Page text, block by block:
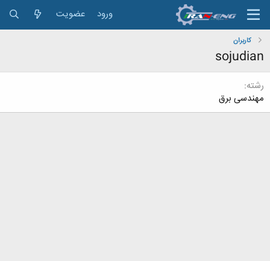
ورود عضویت
کاربران
sojudian
رشته
مهندسی برق